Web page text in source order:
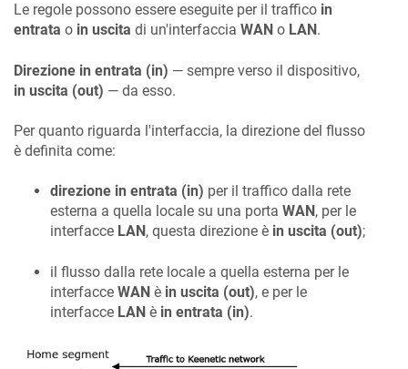
Le regole possono essere eseguite per il traffico in
entrata o in uscita di un'interfaccia WAN o LAN .
Direzione in entrata (in) — sempre verso il dispositivo,
in uscita (out) — da esso.
Per quanto riguarda l'interfaccia, la direzione del flusso
è definita come:
direzione in entrata (in) per il traffico dalla rete
esterna a quella locale su una porta WAN , per le
interfacce LAN , questa direzione è in uscita (out);
il flusso dalla rete locale a quella esterna per le
interfacce WAN è in uscita (out), e per le
interfacce LAN è in entrata (in).